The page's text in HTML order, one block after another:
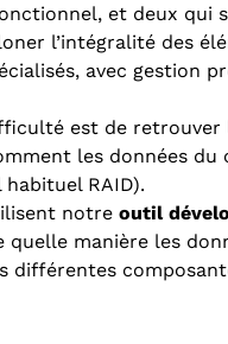
et deux qui
l’intégralité des
avec gestion
est de retrouver
les données
RAID).
notre outil
quelle manière les
différentes